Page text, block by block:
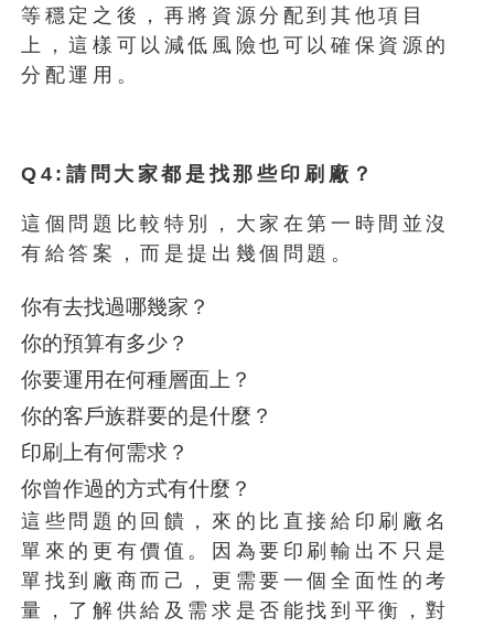
等穩定之後，再將資源分配到其他項目
上，這樣可以減低風險也可以確保資源的
分配運用。
Q4:請問大家都是找那些印刷廠？
這個問題比較特別，大家在第一時間並沒
有給答案，而是提出幾個問題。
你有去找過哪幾家？
你的預算有多少？
你要運用在何種層面上？
你的客戶族群要的是什麼？
印刷上有何需求？
你曾作過的方式有什麼？
這些問題的回饋，來的比直接給印刷廠名
單來的更有價值。因為要印刷輸出不只是
單找到廠商而己，更需要一個全面性的考
量，了解供給及需求是否能找到平衡，對